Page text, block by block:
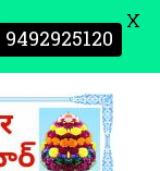
9492925120 X